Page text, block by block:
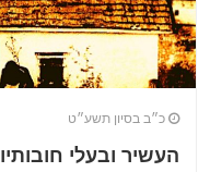
כ״ב בסיון תשע״ט
העשיר ובעלי חובותיו